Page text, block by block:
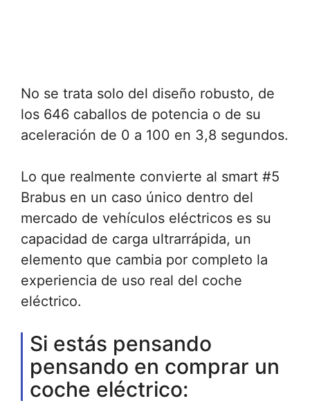
No se trata solo del diseño robusto, de
los 646 caballos de potencia o de su
aceleración de 0 a 100 en 3,8 segundos.
Lo que realmente convierte al smart #5
Brabus en un caso único dentro del
mercado de vehículos eléctricos es su
capacidad de carga ultrarrápida, un
elemento que cambia por completo la
experiencia de uso real del coche
eléctrico.
Si estás pensando
pensando en comprar un
coche eléctrico: